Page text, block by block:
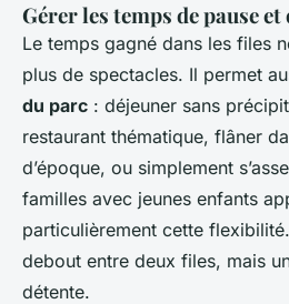
Gérer les temps de pause
Le temps gagné dans les files
plus de spectacles. Il permet
du parc : déjeuner sans
restaurant thématique, flâner
d’époque, ou simplement
familles avec jeunes enfants
particulièrement cette
debout entre deux files, mais
détente.